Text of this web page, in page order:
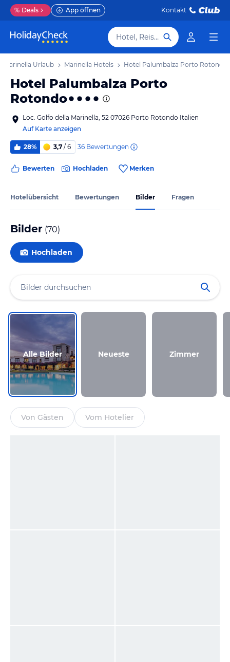
% Deals App öffnen Kontakt
Hotel, Reiseziel
Marinella Urlaub Marinella Hotels Hotel Palumbalza Porto Rotondo
Hotel Palumbalza Porto
Rotondo
Loc. Golfo della Marinella, 52 07026 Porto Rotondo Italien
Auf Karte anzeigen
28% 3,7 / 6 36 Bewertungen
Bewerten Hochladen Merken
Hotelübersicht Bewertungen Bilder Fragen
Bilder (70)
Hochladen
Alle Bilder Neueste Zimmer
Von Gästen Vom Hotelier